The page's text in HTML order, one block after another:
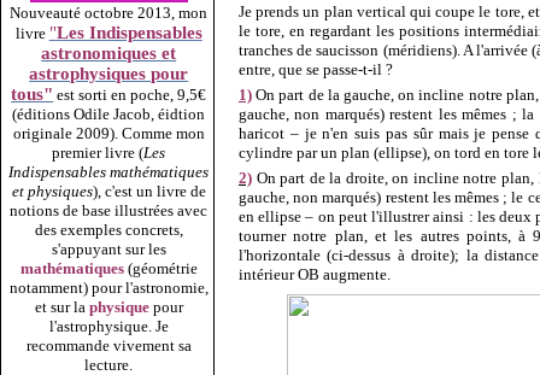
Nouveauté octobre 2013, mon
livre "Les Indispensables
astronomiques et
astrophysiques pour
tous" est sorti en poche, 9,5€
(éditions Odile Jacob, éidtion
originale 2009). Comme mon
premier livre (Les
Indispensables mathématiques
et physiques), c'est un livre de
notions de base illustrées avec
des exemples concrets,
s'appuyant sur les
mathématiques(géométrie
notamment) pour l'astronomie,
et sur la physiquepour
l'astrophysique. Je
recommande vivement sa
lecture.
Je prends un plan vertical qui coupe le tore,
le tore, en regardant les positions
tranches de saucisson (méridiens). A l'arrivée
entre, que se passe-t-il ?
1) On part de la gauche, on incline notre
gauche, non marqués) restent les mêmes ;
haricot – je n'en suis pas sûr mais je pense
cylindre par un plan (ellipse), on tord en tore
2) On part de la droite, on incline notre plan,
gauche, non marqués) restent les mêmes ; le
en ellipse – on peut l'illustrer ainsi : les deux
tourner notre plan, et les autres points, à
l'horizontale (ci-dessus à droite); la
intérieur OB augmente.